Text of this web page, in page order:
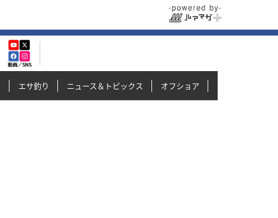
エサ釣り ニュース＆トピックス オフショア